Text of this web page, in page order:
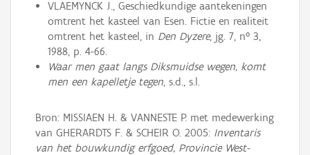
VLAEMYNCK J., Geschiedkundige aantekeningen
omtrent het kasteel van Esen. Fictie en realiteit
omtrent het kasteel, in Den Dyzere, jg. 7, n° 3,
1988, p. 4-66.
Waar men gaat langs Diksmuidse wegen, komt
men een kapelletje tegen, s.d., s.l.
Bron: MISSIAEN H. & VANNESTE P. met medewerking
van GHERARDTS F. & SCHEIR O. 2005: Inventaris
van het bouwkundig erfgoed, Provincie West-